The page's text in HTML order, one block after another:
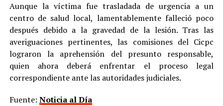
Aunque la víctima fue trasladada de urgencia a un
centro de salud local, lamentablemente falleció poco
después debido a la gravedad de la lesión. Tras las
averiguaciones pertinentes, las comisiones del Cicpc
lograron la aprehensión del presunto responsable,
quien ahora deberá enfrentar el proceso legal
correspondiente ante las autoridades judiciales.
Fuente: Noticia al Día